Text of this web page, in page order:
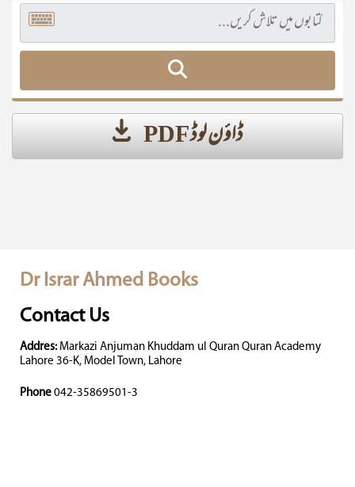
ڈاؤن لوڈ PDF
Dr Israr Ahmed Books
Contact Us
Addres: Markazi Anjuman Khuddam ul Quran Quran Academy
Lahore 36-K, Model Town, Lahore
Phone 042-35869501-3